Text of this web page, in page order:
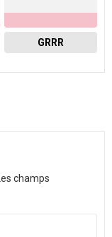
GRRR
Les champs